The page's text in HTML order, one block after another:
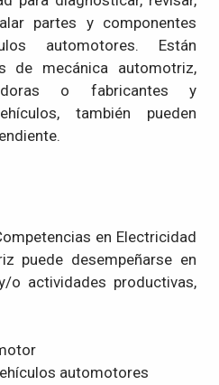
partes y componentes
automotores. Están
de mecánica automotriz,
o fabricantes y
también pueden
en Electricidad
puede desempeñarse en
o actividades productivas,
automotores